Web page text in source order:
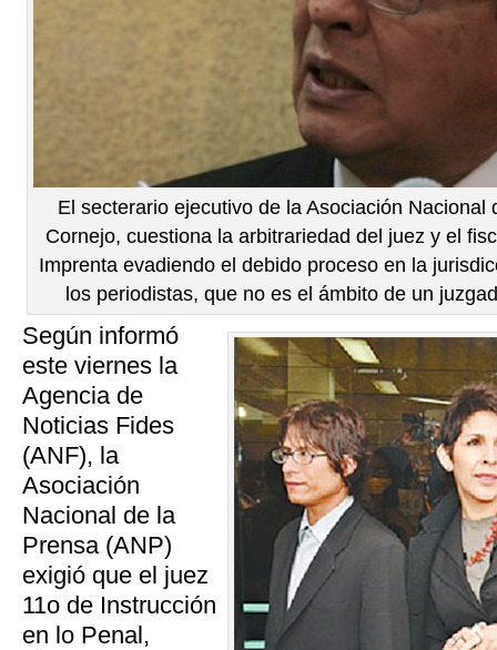
El secterario ejecutivo de la Asociación Nacional
Cornejo, cuestiona la arbitrariedad del juez y el
Imprenta evadiendo el debido proceso en la
los periodistas, que no es el ámbito de un
Según informó
este viernes la
Agencia de
Noticias Fides
(ANF), la
Asociación
Nacional de la
Prensa (ANP)
exigió que el juez
11o de Instrucción
en lo Penal,